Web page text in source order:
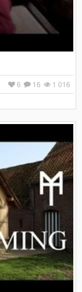
1 016
16
6